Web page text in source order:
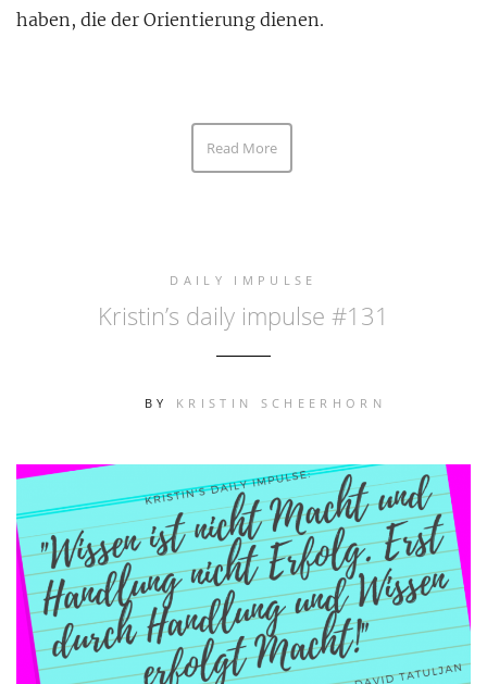
haben, die der Orientierung dienen.
Read More
DAILY IMPULSE
Kristin’s daily impulse #131
BY KRISTIN SCHEERHORN